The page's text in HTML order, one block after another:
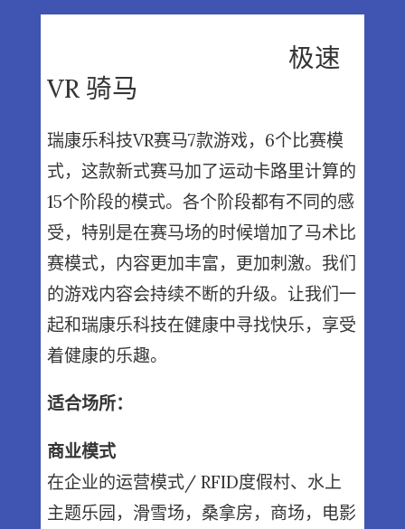
极速
VR 骑马
瑞康乐科技VR赛马7款游戏，6个比赛模
式，这款新式赛马加了运动卡路里计算的
15个阶段的模式。各个阶段都有不同的感
受，特别是在赛马场的时候增加了马术比
赛模式，内容更加丰富，更加刺激。我们
的游戏内容会持续不断的升级。让我们一
起和瑞康乐科技在健康中寻找快乐，享受
着健康的乐趣。
适合场所：
商业模式
在企业的运营模式/ RFID度假村、水上
主题乐园，滑雪场，桑拿房，商场，电影